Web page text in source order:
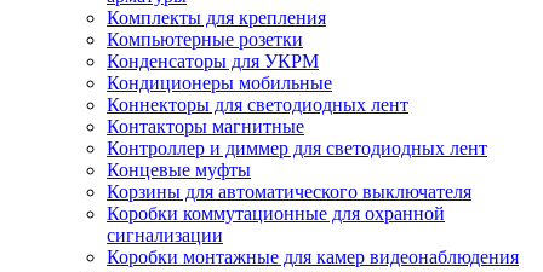
Комплекты для крепления
Компьютерные розетки
Конденсаторы для УКРМ
Кондиционеры мобильные
Коннекторы для светодиодных лент
Контакторы магнитные
Контроллер и диммер для светодиодных лент
Концевые муфты
Корзины для автоматического выключателя
Коробки коммутационные для охранной
сигнализации
Коробки монтажные для камер видеонаблюдения